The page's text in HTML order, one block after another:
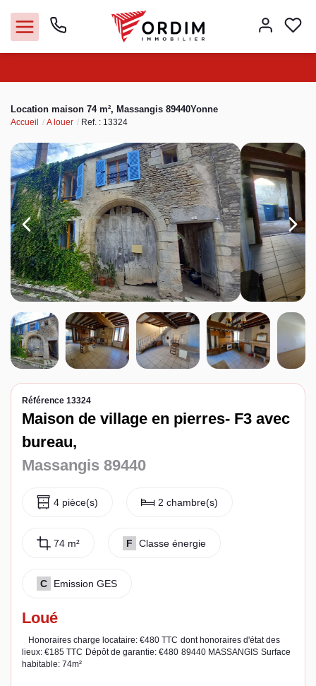
Acheter
Louer
Vendre
Immobilier pro
Faire gérer
Syndic
Espace client
Location maison 74 m², Massangis 89440Yonne
Accueil A louer Ref. : 13324
Référence 13324
Maison de village en pierres- F3 avec
bureau,
Massangis 89440
4 pièce(s) 2 chambre(s)
74 m² F Classe énergie
C Emission GES
Loué
Honoraires charge locataire: €480 TTC dont honoraires d'état des
lieux: €185 TTC Dépôt de garantie: €480 89440 MASSANGIS Surface
habitable: 74m²